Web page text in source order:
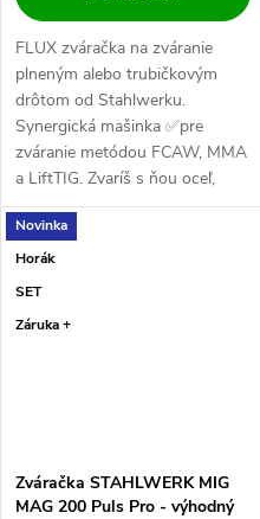
FLUX zváračka na zváranie
plneným alebo trubičkovým
drôtom od Stahlwerku.
Synergická mašinka ✅pre
zváranie metódou FCAW, MMA
a LiftTIG. Zvaríš s ňou oceľ,
nerez ✅. Mašinka pre...
Novinka
Horák
SET
Záruka +
Zváračka STAHLWERK MIG
MAG 200 Puls Pro - výhodný